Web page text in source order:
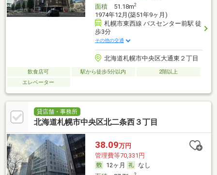
面積51.18m2
1974年12月(築51年9ヶ月)
札幌市東西線 バスセンター前駅 徒
歩3分
その他の交通
北海道札幌市中央区大通東２丁目
飲食店可 駅から徒歩5分以内
2階以上
エレベーター
貸店舗・事務所
北海道札幌市中央区北二条西３丁目
38.09万円
管理費等70,331円
12ヶ月
なし